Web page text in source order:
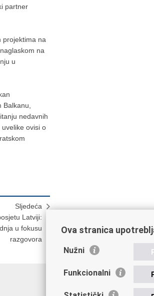
partner
projektima na
na
u
nedavnih
ovisi o
Sljedeća
Latviji:
u fokusu
razgovora
Ova stranica
Nužni
Funkcionalni